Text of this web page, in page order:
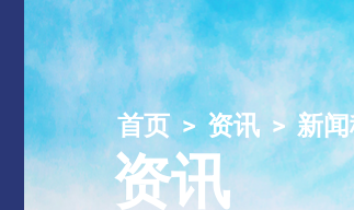
首页 资讯 新
资讯